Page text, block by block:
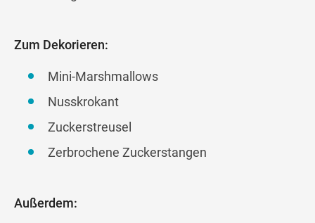
Zum Dekorieren:
Mini-Marshmallows
Nusskrokant
Zuckerstreusel
Zerbrochene Zuckerstangen
Außerdem: